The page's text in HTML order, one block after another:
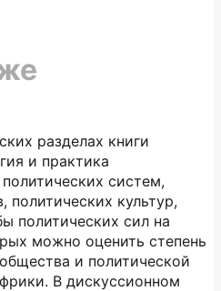
разделах книги
и практика
систем,
политических культур,
политических сил на
можно оценить степень
и политической
В дискуссионном